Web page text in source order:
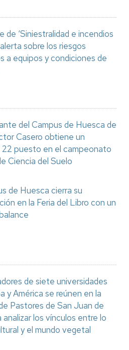
de ‘Siniestralidad e incendios
sobre los riesgos
a equipos y condiciones de
del Campus de Huesca de
Casero obtiene un
22 puesto en el campeonato
Ciencia del Suelo
de Huesca cierra su
en la Feria del Libro con un
de siete universidades
y América se reúnen en la
Pastores de San Juan de
analizar los vínculos entre lo
y el mundo vegetal